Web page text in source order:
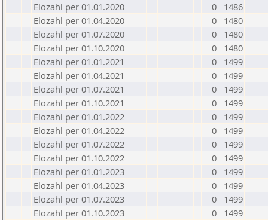
Elozahl per 01.01.2020
0
1486
Elozahl per 01.04.2020
0
1480
Elozahl per 01.07.2020
0
1480
Elozahl per 01.10.2020
0
1480
Elozahl per 01.01.2021
0
1499
Elozahl per 01.04.2021
0
1499
Elozahl per 01.07.2021
0
1499
Elozahl per 01.10.2021
0
1499
Elozahl per 01.01.2022
0
1499
Elozahl per 01.04.2022
0
1499
Elozahl per 01.07.2022
0
1499
Elozahl per 01.10.2022
0
1499
Elozahl per 01.01.2023
0
1499
Elozahl per 01.04.2023
0
1499
Elozahl per 01.07.2023
0
1499
Elozahl per 01.10.2023
0
1499